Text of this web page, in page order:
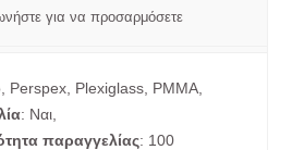
για να προσαρμόσετε
Perspex, Plexiglass, PMMA,
: Ναι,
παραγγελίας: 100